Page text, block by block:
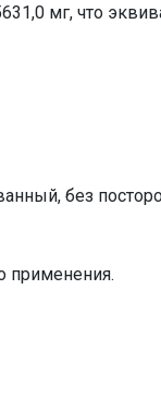
мг, что
без
применения.